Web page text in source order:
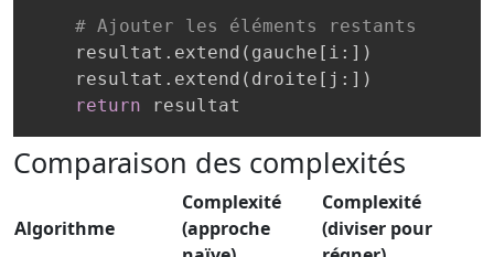
# Ajouter les éléments restants
    resultat
. extend ( gauche [ i : ] )
    resultat
. extend ( droite [ j : ] )
return resultat
Comparaison des complexités
Algorithme
Complexité
(approche
Complexité
(diviser pour